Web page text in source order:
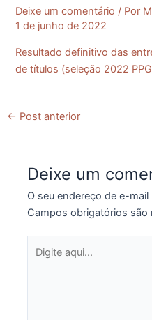
Deixe um comentário / Por
1 de junho de 2022
Resultado definitivo das
de títulos (seleção 2022
← Post anterior
Deixe um
O seu endereço de e-
Campos obrigatórios são
aqui...